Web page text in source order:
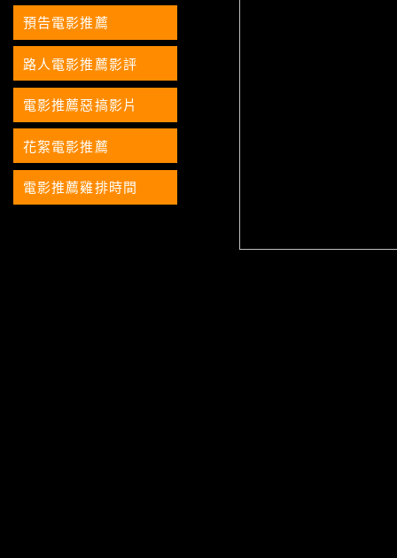
預告電影推薦
路人電影推薦影評
電影推薦惡搞影片
花絮電影推薦
電影推薦雞排時間